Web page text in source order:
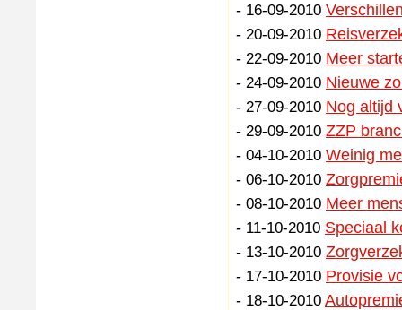
- 16-09-2010
- 20-09-2010
- 22-09-2010 Meer
- 24-09-2010 Nieuwe
- 27-09-2010 Nog altijd
- 29-09-2010 ZZP
- 04-10-2010 Weinig
- 06-10-2010
- 08-10-2010 Meer
- 11-10-2010 Speciaal
- 13-10-2010
- 17-10-2010 Provisie
- 18-10-2010